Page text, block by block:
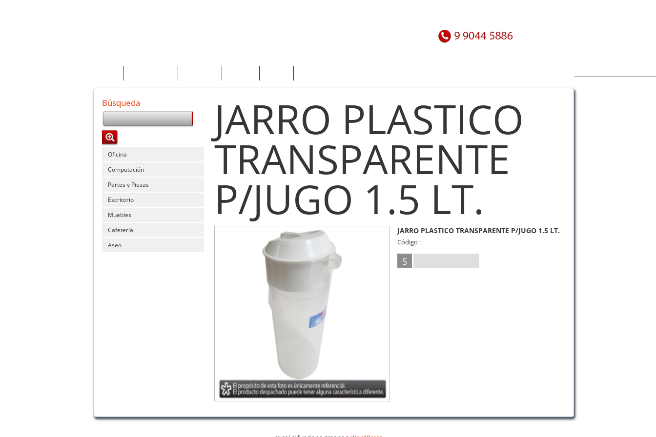
Búsqueda
Oficina
Computación
Partes y Piezas
Escritorio
Muebles
Cafetería
Aseo
JARRO PLASTICO
TRANSPARENTE
P/JUGO 1.5 LT.
JARRO PLASTICO TRANSPARENTE P/JUGO 1.5 LT.
Código :
$